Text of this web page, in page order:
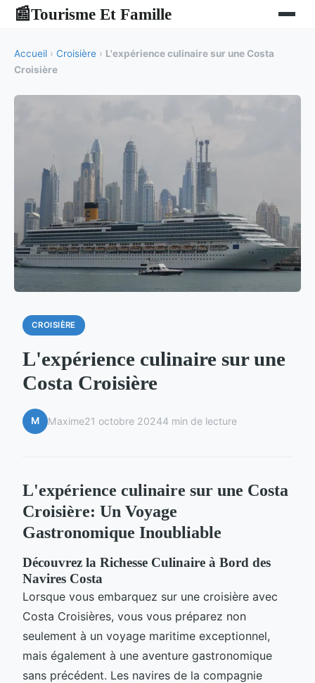
📰Tourisme Et Famille
Accueil › Croisière › L'expérience culinaire sur une Costa
Croisière
CROISIÈRE
L'expérience culinaire sur une
Costa Croisière
M Maxime21 octobre 20244 min de lecture
L'expérience culinaire sur une Costa
Croisière: Un Voyage
Gastronomique Inoubliable
Découvrez la Richesse Culinaire à Bord des
Navires Costa
Lorsque vous embarquez sur une croisière avec
Costa Croisières, vous vous préparez non
seulement à un voyage maritime exceptionnel,
mais également à une aventure gastronomique
sans précédent. Les navires de la compagnie